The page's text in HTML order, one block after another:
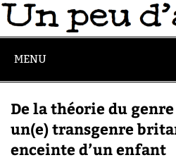
MENU
De la théorie du
un(e) transgenre
enceinte d’un enfant